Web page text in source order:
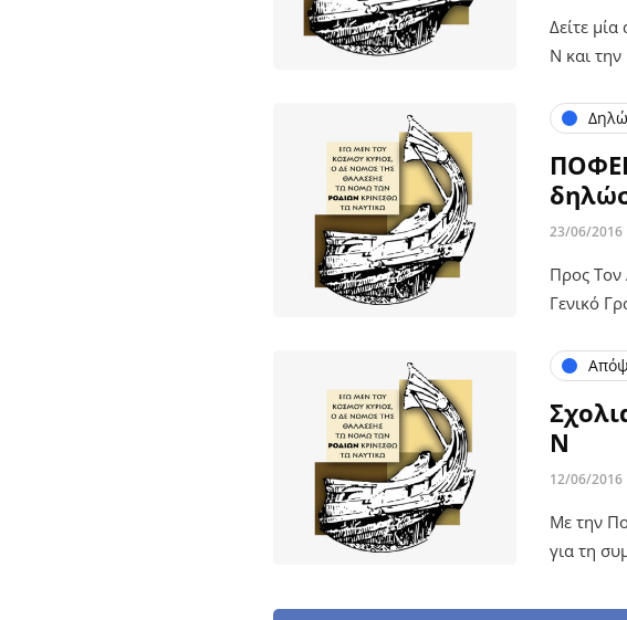
Δείτε
Ν και
23/06/2016
Προς
Γενικό
Ν
12/06/2016
Με την
για τη